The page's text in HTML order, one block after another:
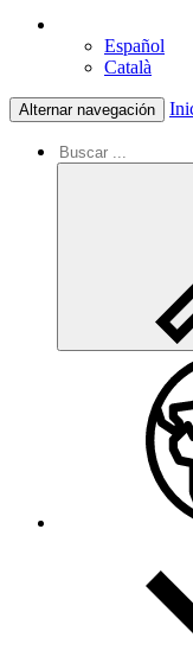
Español
Català
Alternar navegación